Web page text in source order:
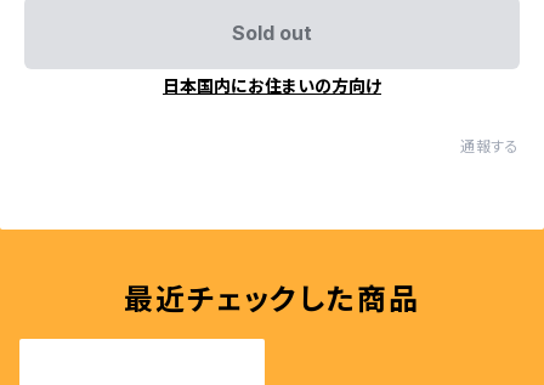
Sold out
日本国内にお住まいの方向け
通報する
最近チェックした商品